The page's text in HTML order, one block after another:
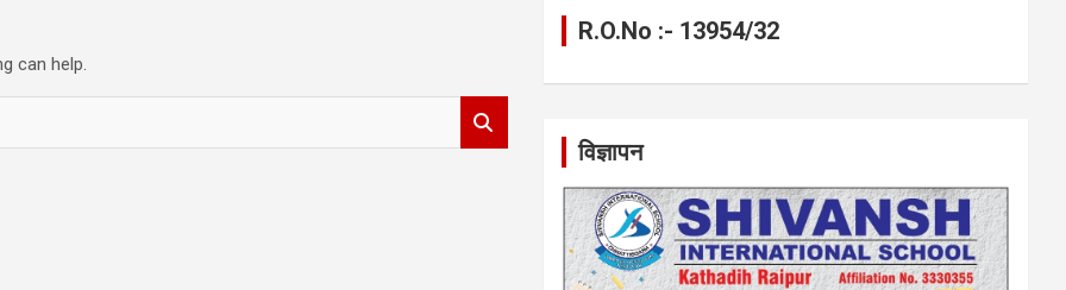
can help.
R.O.No :- 13954/32
विज्ञापन